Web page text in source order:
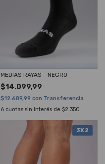
MEDIAS RAYAS - NEGRO
$14.099,99
$12.689,99 con Transferencia
6 cuotas sin interés de $2.350
3X2